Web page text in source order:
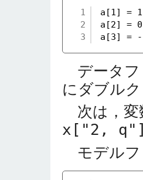
1
2
3
a[1] =
a[2] =
a[3] =
データフ
にダブル
次は，変
x["2,
モデルフ